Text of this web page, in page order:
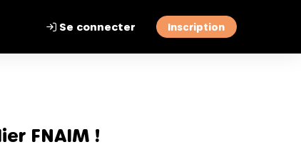
Se connecter Inscription
FNAIM !